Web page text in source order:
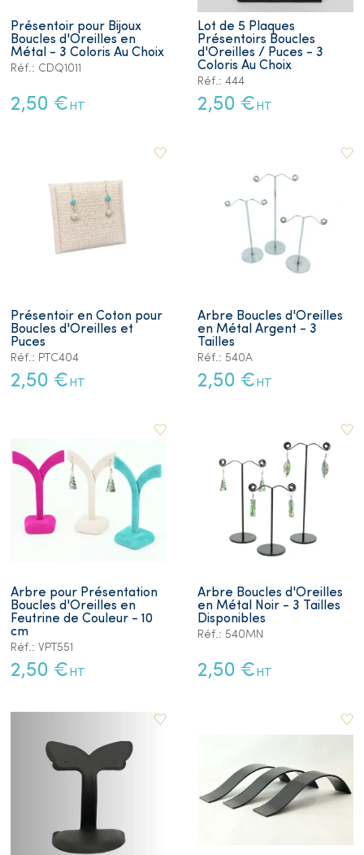
Présentoir pour Bijoux
Boucles d'Oreilles en
Métal - 3 Coloris Au Choix
Réf.: CDQ1011
2,50 € HT
Lot de 5 Plaques
Présentoirs Boucles
d'Oreilles / Puces - 3
Coloris Au Choix
Réf.: 444
2,50 € HT
Présentoir en Coton pour
Boucles d'Oreilles et
Puces
Réf.: PTC404
2,50 € HT
Arbre Boucles d'Oreilles
en Métal Argent - 3
Tailles
Réf.: 540A
2,50 € HT
Arbre pour Présentation
Boucles d'Oreilles en
Feutrine de Couleur - 10
cm
Réf.: VPT551
2,50 € HT
Arbre Boucles d'Oreilles
en Métal Noir - 3 Tailles
Disponibles
Réf.: 540MN
2,50 € HT